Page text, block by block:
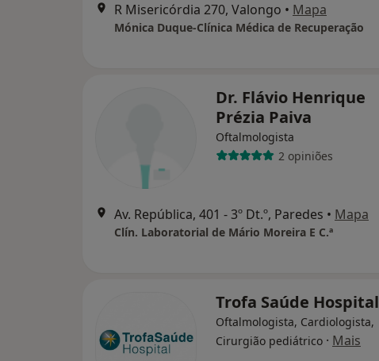
R Misericórdia 270, Valongo • Mapa
Mónica Duque-Clínica Médica de Recuperação
Dr. Flávio Henrique
Prézia Paiva
Oftalmologista
2 opiniões
Av. República, 401 - 3º Dt.º, Paredes • Mapa
Clín. Laboratorial de Mário Moreira E C.ª
Trofa Saúde Hospital
Oftalmologista, Cardiologista,
Cirurgião pediátrico · Mais